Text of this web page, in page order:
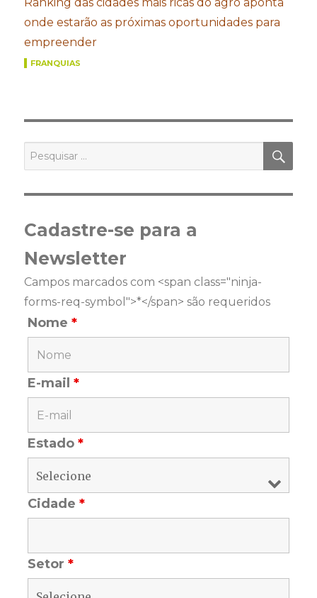
onde estarão as próximas oportunidades para
empreender
FRANQUIAS
por:
Cadastre-se para a
Newsletter
Campos marcados com <span class="ninja-
forms-req-symbol">*</span> são requeridos
Nome*
E-mail*
Estado*
Cidade*
Setor*